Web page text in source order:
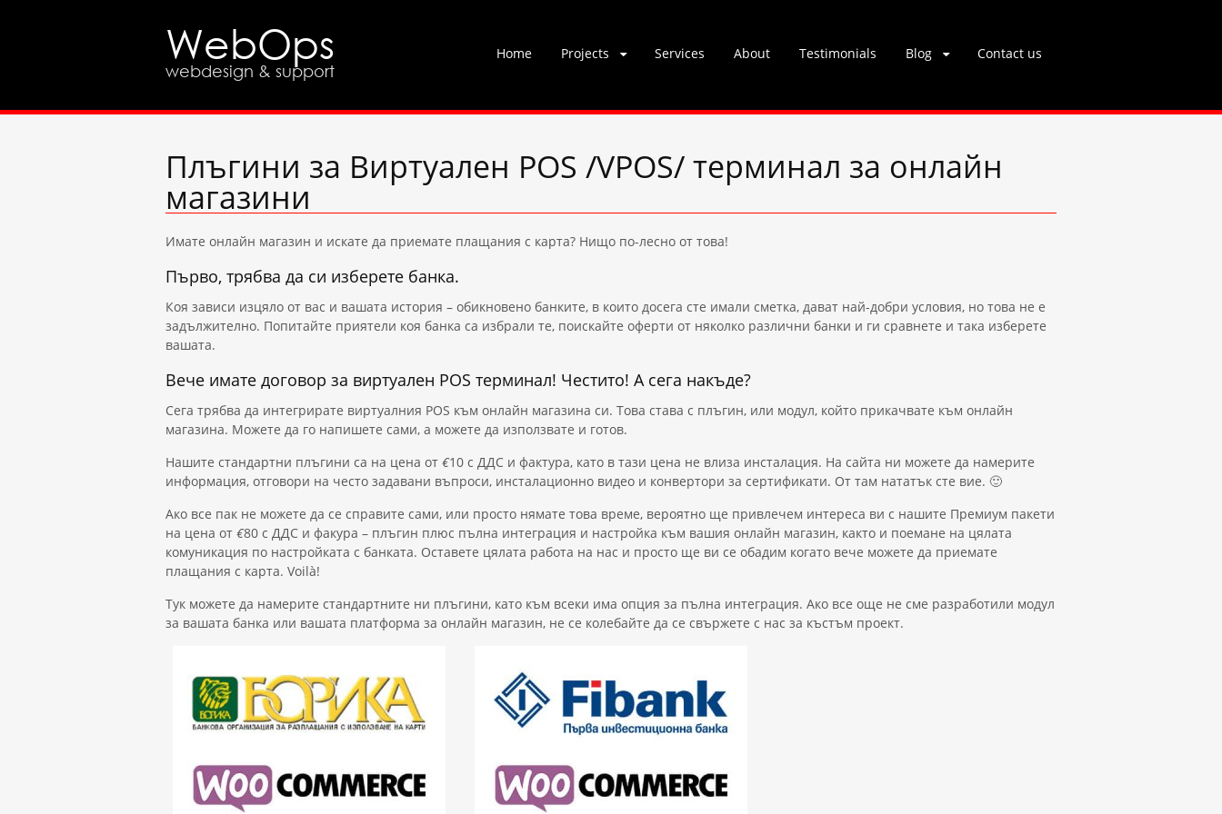
WebOps
webdesign & support
Skip
Home Projects Services About Testimonials Blog Contact us
Плъгини за Виртуален POS /VPOS/ терминал за онлайн
магазини
Имате онлайн магазин и искате да приемате плащания с карта? Нищо по-лесно от това!
Първо, трябва да си изберете банка.
Коя зависи изцяло от вас и вашата история – обикновено банките, в които досега сте имали сметка, дават най-добри условия, но това не е
задължително. Попитайте приятели коя банка са избрали те, поискайте оферти от няколко различни банки и ги сравнете и така изберете
вашата.
Вече имате договор за виртуален POS терминал! Честито! А сега накъде?
Сега трябва да интегрирате виртуалния POS към онлайн магазина си. Това става с плъгин, или модул, който прикачвате към онлайн
магазина. Можете да го напишете сами, а можете да използвате и готов.
Нашите стандартни плъгини са на цена от €10 с ДДС и фактура, като в тази цена не влиза инсталация. На сайта ни можете да намерите
информация, отговори на често задавани въпроси, инсталационно видео и конвертори за сертификати. От там нататък сте вие. 🙂
Ако все пак не можете да се справите сами, или просто нямате това време, вероятно ще привлечем интереса ви с нашите Премиум пакети
на цена от €80 с ДДС и факура – плъгин плюс пълна интеграция и настройка към вашия онлайн магазин, както и поемане на цялата
комуникация по настройката с банката. Оставете цялата работа на нас и просто ще ви се обадим когато вече можете да приемате
плащания с карта. Voilà!
Тук можете да намерите стандартните ни плъгини, като към всеки има опция за пълна интеграция. Ако все още не сме разработили модул
за вашата банка или вашата платформа за онлайн магазин, не се колебайте да се свържете с нас за къстъм проект.